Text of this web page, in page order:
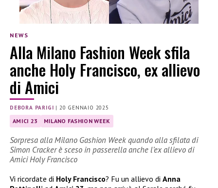
NEWS
Alla Milano Fashion Week sfila
anche Holy Francisco, ex allievo
di Amici
DEBORA PARIGI | 20 GENNAIO 2025
AMICI 23 MILANO FASHION WEEK
Sorpresa alla Milano Gashion Week quando alla sfilata di
Simon Cracker è sceso in passerella anche l’ex allievo di
Amici Holy Francisco
Vi ricordate di Holy Francisco? Fu un allievo di Anna